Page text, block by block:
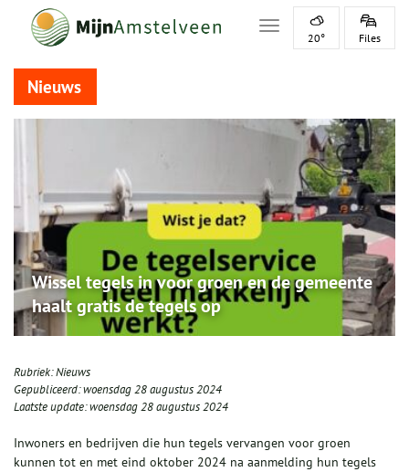
Toggle navigation
20° Files
Nieuws
Wissel tegels in voor groen en de gemeente
haalt gratis de tegels op
Rubriek:Nieuws
Gepubliceerd:woensdag 28 augustus 2024
Laatste update:woensdag 28 augustus 2024
Inwoners en bedrijven die hun tegels vervangen voor groen
kunnen tot en met eind oktober 2024 na aanmelding hun tegels